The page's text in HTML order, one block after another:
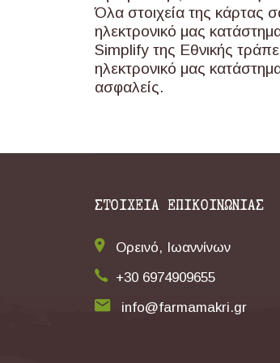
Όλα στοιχεία της κάρτας
ηλεκτρονικό μας
Simplify της Εθνικής
ηλεκτρονικό μας
ασφαλείς.
ΣΤΟΙΧΕΙΑ ΕΠΙΚΟΙΝΩΝΙΑΣ
Ορεινό, Ιωαννίνων
+30 6974909655
info@farmamakri.gr